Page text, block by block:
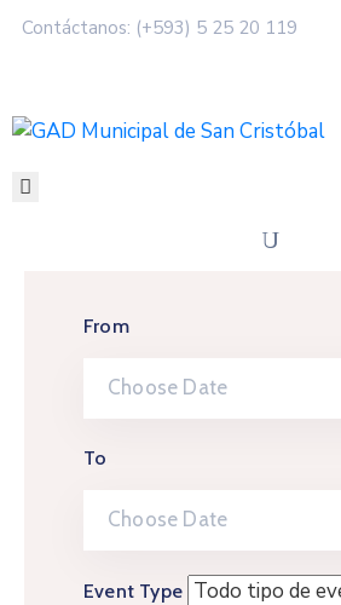
Contáctanos: (+593) 5 25 20 119
MUNICIPALIDAD
CIUDAD
From
To
Event Type